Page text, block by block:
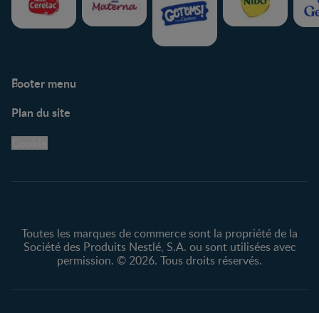
Footer menu
Centre de soutien
Avis légaux
Protection des
Plan du site
Toutes les marques de commerce sont la propriété de la
Société des Produits Nestlé, S.A. ou sont utilisées avec
permission. © 2026. Tous droits réservés.